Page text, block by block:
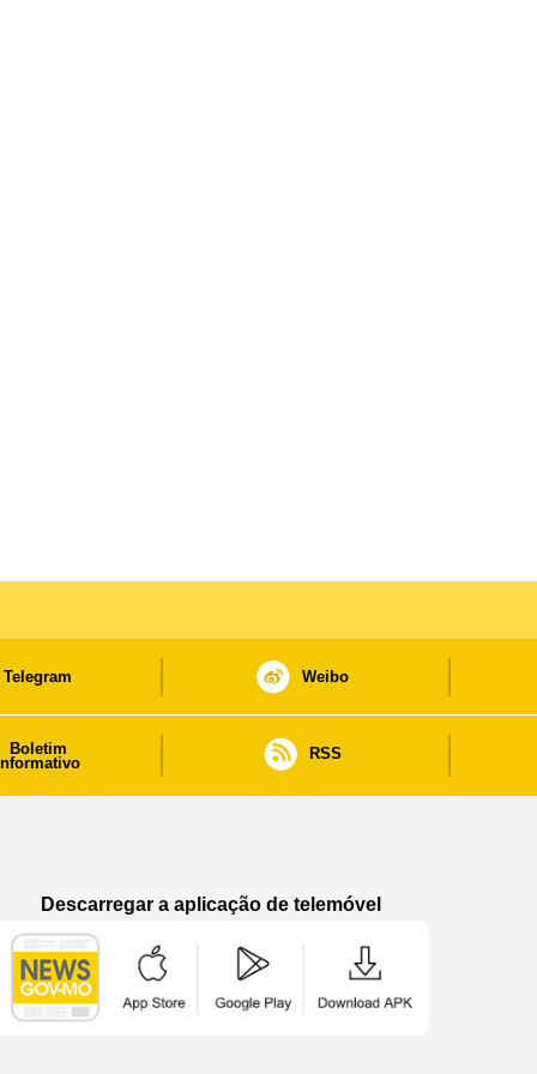
Telegram Weibo
Boletim
RSS
Descarregar a aplicação de telemóvel